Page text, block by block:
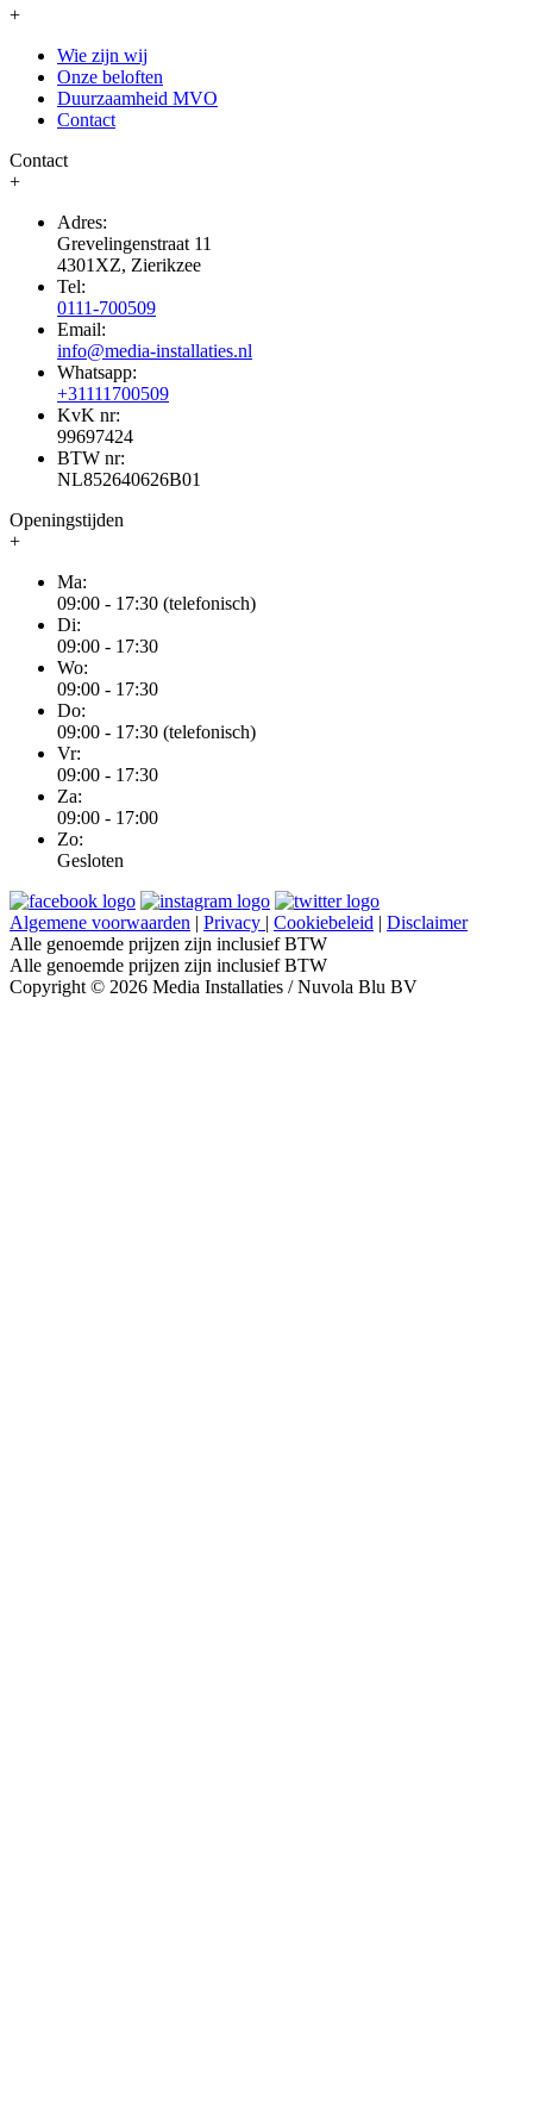
+
Wie zijn wij
Onze beloften
Duurzaamheid MVO
Contact
Contact
+
Adres:
Grevelingenstraat 11
4301XZ, Zierikzee
Tel:
0111-700509
Email:
info@media-installaties.nl
Whatsapp:
+31111700509
KvK nr:
99697424
BTW nr:
NL852640626B01
Openingstijden
+
Ma:
09:00 - 17:30 (telefonisch)
Di:
09:00 - 17:30
Wo:
09:00 - 17:30
Do:
09:00 - 17:30 (telefonisch)
Vr:
09:00 - 17:30
Za:
09:00 - 17:00
Zo:
Gesloten
Algemene voorwaarden | Privacy | Cookiebeleid | Disclaimer
Alle genoemde prijzen zijn inclusief BTW
Alle genoemde prijzen zijn inclusief BTW
Copyright © 2026 Media Installaties / Nuvola Blu BV